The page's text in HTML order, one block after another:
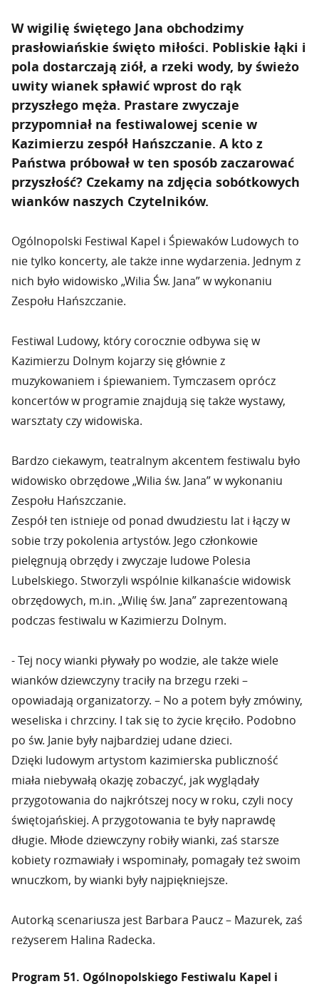
W wigilię świętego Jana obchodzimy
prasłowiańskie święto miłości. Pobliskie łąki i
pola dostarczają ziół, a rzeki wody, by świeżo
uwity wianek spławić wprost do rąk
przyszłego męża. Prastare zwyczaje
przypomniał na festiwalowej scenie w
Kazimierzu zespół Hańszczanie. A kto z
Państwa próbował w ten sposób zaczarować
przyszłość? Czekamy na zdjęcia sobótkowych
wianków naszych Czytelników.
Ogólnopolski Festiwal Kapel i Śpiewaków Ludowych to
nie tylko koncerty, ale także inne wydarzenia. Jednym z
nich było widowisko „Wilia Św. Jana” w wykonaniu
Zespołu Hańszczanie.
Festiwal Ludowy, który corocznie odbywa się w
Kazimierzu Dolnym kojarzy się głównie z
muzykowaniem i śpiewaniem. Tymczasem oprócz
koncertów w programie znajdują się także wystawy,
warsztaty czy widowiska.
Bardzo ciekawym, teatralnym akcentem festiwalu było
widowisko obrzędowe „Wilia św. Jana” w wykonaniu
Zespołu Hańszczanie.
Zespół ten istnieje od ponad dwudziestu lat i łączy w
sobie trzy pokolenia artystów. Jego członkowie
pielęgnują obrzędy i zwyczaje ludowe Polesia
Lubelskiego. Stworzyli wspólnie kilkanaście widowisk
obrzędowych, m.in. „Wilię św. Jana” zaprezentowaną
podczas festiwalu w Kazimierzu Dolnym.
- Tej nocy wianki pływały po wodzie, ale także wiele
wianków dziewczyny traciły na brzegu rzeki –
opowiadają organizatorzy. – No a potem były zmówiny,
weseliska i chrzciny. I tak się to życie kręciło. Podobno
po św. Janie były najbardziej udane dzieci.
Dzięki ludowym artystom kazimierska publiczność
miała niebywałą okazję zobaczyć, jak wyglądały
przygotowania do najkrótszej nocy w roku, czyli nocy
świętojańskiej. A przygotowania te były naprawdę
długie. Młode dziewczyny robiły wianki, zaś starsze
kobiety rozmawiały i wspominały, pomagały też swoim
wnuczkom, by wianki były najpiękniejsze.
Autorką scenariusza jest Barbara Paucz – Mazurek, zaś
reżyserem Halina Radecka.
Program 51. Ogólnopolskiego Festiwalu Kapel i